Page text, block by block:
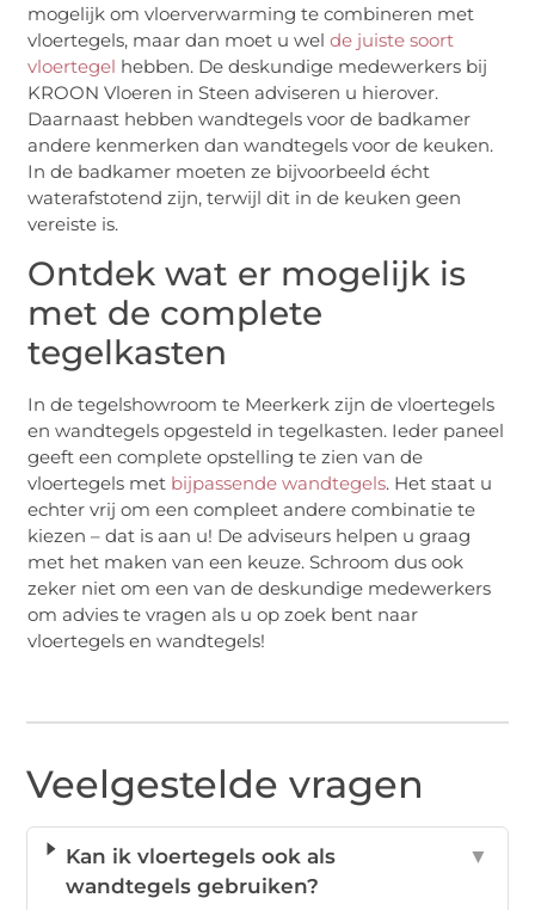
mogelijk om vloerverwarming te combineren met
vloertegels, maar dan moet u welde juiste soort
vloertegel hebben. De deskundige medewerkers bij
KROON Vloeren in Steen adviseren u hierover.
Daarnaast hebben wandtegels voor de badkamer
andere kenmerken dan wandtegels voor de keuken.
In de badkamer moeten ze bijvoorbeeld écht
waterafstotend zijn, terwijl dit in de keuken geen
vereiste is.
Ontdek wat er mogelijk is
met de complete
tegelkasten
In de tegelshowroom te Meerkerk zijn de vloertegels
en wandtegels opgesteld in tegelkasten. Ieder paneel
geeft een complete opstelling te zien van de
vloertegels met bijpassende wandtegels. Het staat u
echter vrij om een compleet andere combinatie te
kiezen – dat is aan u! De adviseurs helpen u graag
met het maken van een keuze. Schroom dus ook
zeker niet om een van de deskundige medewerkers
om advies te vragen als u op zoek bent naar
vloertegels en wandtegels!
Veelgestelde vragen
Kan ik vloertegels ook als
wandtegels gebruiken?
▼